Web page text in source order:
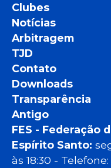
Clubes
Notícias
Arbitragem
TJD
Contato
Downloads
Transparência
Antigo
FES - Federação
Espírito Santo:
às 18:30 -